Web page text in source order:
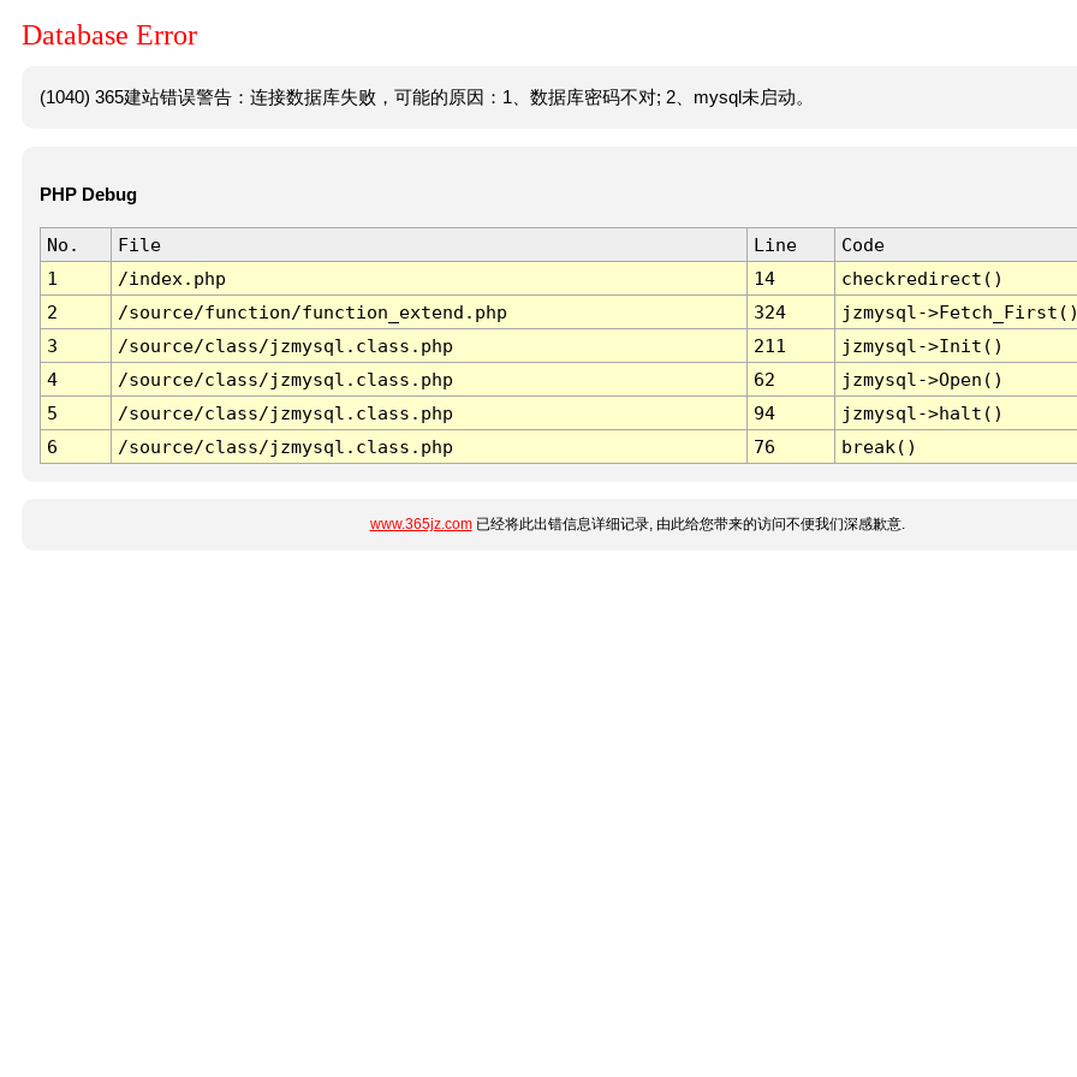
Database Error
(1040) 365建站错误警告：连接数据库失败，可能的原因：1、数据库密码不对; 2、mysql未启动。
PHP Debug
No. File Line
Code
1
/index.php 14
checkredirect()
2
/source/function/function_extend.php 324
jzmysql-
3
/source/class/jzmysql.class.php 211
jzmysql->Init()
4
/source/class/jzmysql.class.php 62
jzmysql->Open()
5
/source/class/jzmysql.class.php 94
jzmysql->halt()
6
/source/class/jzmysql.class.php 76 break()
www.365jz.com已经将此出错信息详细记录, 由此给您带来的访问不便我们深感歉意.